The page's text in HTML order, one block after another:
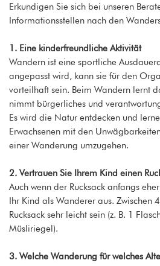
Erkundigen Sie sich bei unseren
Informationsstellen nach den
1. Eine kinderfreundliche Aktivität
Wandern ist eine sportliche
angepasst wird, kann sie für den
vorteilhaft sein. Beim Wandern lernt
nimmt bürgerliches und
Es wird die Natur entdecken und
Erwachsenen mit den
einer Wanderung umzugehen.
2. Vertrauen Sie Ihrem Kind einen
Auch wenn der Rucksack anfangs
Ihr Kind als Wanderer aus. Zwischen
Rucksack sehr leicht sein (z. B. 1
Müsliriegel).
3. Welche Wanderung für welches